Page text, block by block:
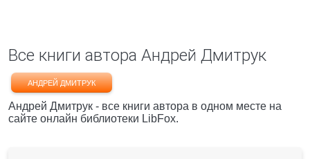
Все книги автора Андрей Дмитрук
АНДРЕЙ ДМИТРУК
Андрей Дмитрук - все книги автора в одном месте на
сайте онлайн библиотеки LibFox.